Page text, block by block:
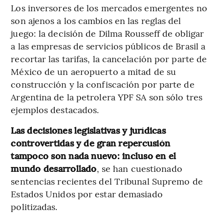
Los inversores de los mercados emergentes no
son ajenos a los cambios en las reglas del
juego: la decisión de Dilma Rousseff de obligar
a las empresas de servicios públicos de Brasil a
recortar las tarifas, la cancelación por parte de
México de un aeropuerto a mitad de su
construcción y la confiscación por parte de
Argentina de la petrolera YPF SA son sólo tres
ejemplos destacados.
Las decisiones legislativas y jurídicas
controvertidas y de gran repercusión
tampoco son nada nuevo: incluso en el
mundo desarrollado, se han cuestionado
sentencias recientes del Tribunal Supremo de
Estados Unidos por estar demasiado
politizadas.